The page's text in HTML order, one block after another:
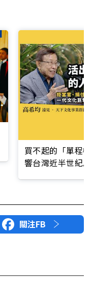
買不起的「單程
響台灣近半世紀
關注FB